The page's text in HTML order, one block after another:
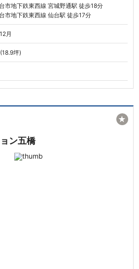
市地下鉄東西線 宮城野通駅 徒歩18分
市地下鉄東西線 仙台駅 徒歩17分
月
坪)
ン五橋
★